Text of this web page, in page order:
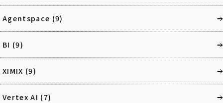
Agentspace (9)
BI (9)
XIMIX (9)
Vertex AI (7)